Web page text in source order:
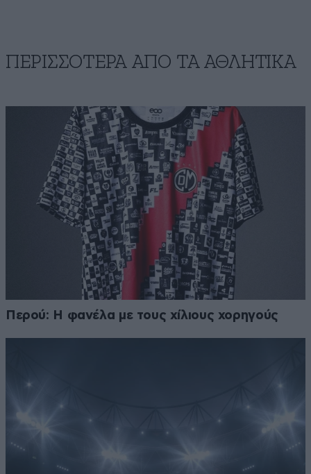
ΠΕΡΙΣΣΟΤΕΡΑ ΑΠΟ ΤA ΑΘΛΗΤΙΚΑ
Περού: Η φανέλα με τους χίλιους χορηγούς